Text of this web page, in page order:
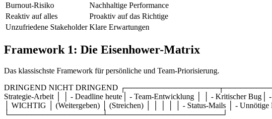
Burnout-Risiko
Nachhaltige Performance
Reaktiv auf alles
Proaktiv auf das Richtige
Unzufriedene Stakeholder Klare Erwartungen
Framework 1: Die Eisenhower-Matrix
Das klassischste Framework für persönliche und Team-Priorisierung.
DRINGEND NICHT DRINGEND
Strategie-Arbeit │ │ - Deadline heute│ - Team-Entwicklung │ │ -
│ WICHTIG │ (Weitergeben) │ (Streichen) │ │ │ │ │ - Status-Mails │ -
└─────────────────┴─────────────────────┘